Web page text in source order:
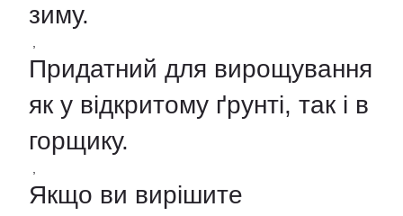
зиму.
Придатний для вирощування
як у відкритому ґрунті, так і в
горщику.
Якщо ви вирішите